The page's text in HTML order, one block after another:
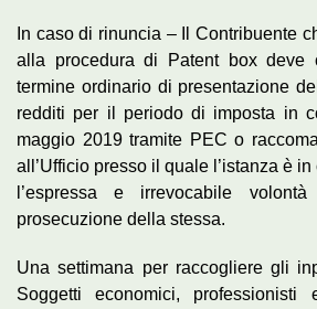
In caso di rinuncia – Il Contribuente
alla procedura di Patent box deve
termine ordinario di presentazione
redditi per il periodo di imposta in
maggio 2019 tramite PEC o
all’Ufficio presso il quale l’istanza è
l’espressa e irrevocabile
prosecuzione della stessa.
Una settimana per raccogliere gli
Soggetti economici, professionisti